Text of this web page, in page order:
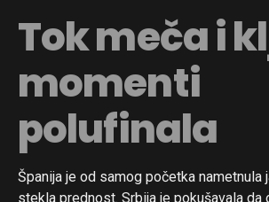
Tok meča i
momenti
polufinala
Španija je od samog početka nametnula
stekla prednost. Srbija je pokušavala da